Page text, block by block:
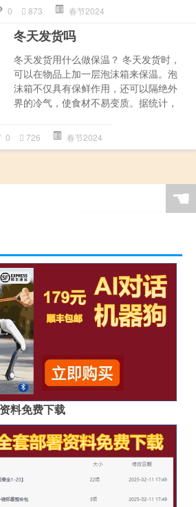
0 873 春节2024
冬天发货吗
冬天发货用什么做保温？ 冬天发货时，
可以在物品上加一层泡沫箱来保温。泡
沫箱不仅具有保鲜作用，还可以隔绝外
界的冷气，使食材不易变质。据统计，
0 726 春节2024
☚
料免费下载